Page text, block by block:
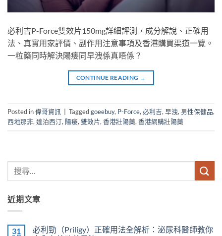
必利吉P-Force雙效片150mg詳細評測，成分解說、正確用
法、真實用家評價、副作用注意事項及香港購買渠道一覽。
一粒藥同時解決陽痿同早洩係真唔係？
CONTINUE READING →
Posted in偉哥資訊 Taggedgoeebuy, P-Force, 必利吉, 早洩, 男性保健品,
西地那非, 達泊西汀, 陽痿, 雙效片, 香港壯陽藥, 香港網購壯陽藥
近期文章
31
必利勁（Priligy）正確用法全解析：泌尿科醫師教你